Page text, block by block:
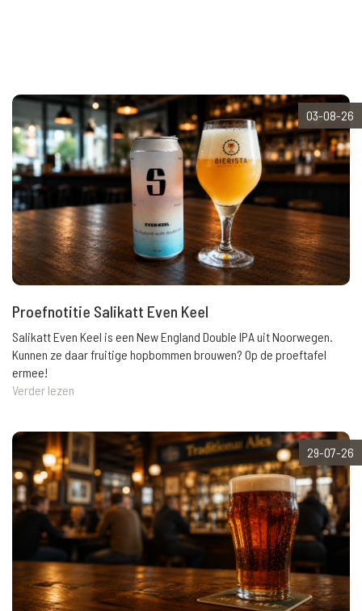
03-08-26
Proefnotitie Salikatt Even Keel
Salikatt Even Keel is een New England Double IPA uit Noorwegen.
Kunnen ze daar fruitige hopbommen brouwen? Op de proeftafel
ermee!
Verder lezen
29-07-26